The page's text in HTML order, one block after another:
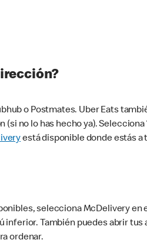
o Postmates. Uber Eats
(si no lo has hecho ya).
está disponible donde estás a
selecciona McDelivery en
También puedes abrir tus
ordenar.